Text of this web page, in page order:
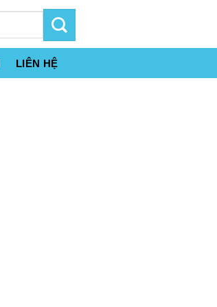
LIÊN HỆ